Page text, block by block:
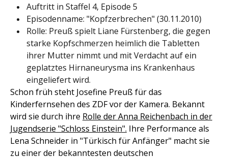
Auftritt in Staffel 4, Episode 5
Episodenname: "Kopfzerbrechen" (30.11.2010)
Rolle: Preuß spielt Liane Fürstenberg, die gegen
starke Kopfschmerzen heimlich die Tabletten
ihrer Mutter nimmt und mit Verdacht auf ein
geplatztes Hirnaneurysma ins Krankenhaus
eingeliefert wird.
Schon früh steht Josefine Preuß für das
Kinderfernsehen des ZDF vor der Kamera. Bekannt
wird sie durch ihre Rolle der Anna Reichenbach in der
Jugendserie "Schloss Einstein". Ihre Performance als
Lena Schneider in "Türkisch für Anfänger" macht sie
zu einer der bekanntesten deutschen